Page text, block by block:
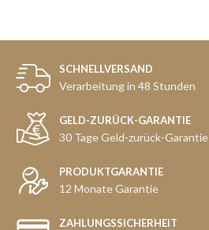
SCHNELLVERSAND
Verarbeitung in 48 Stunden
GELD-ZURÜCK-GARANTIE
30 Tage Geld-zurück-Garantie
PRODUKTGARANTIE
12 Monate Garantie
ZAHLUNGSSICHERHEIT